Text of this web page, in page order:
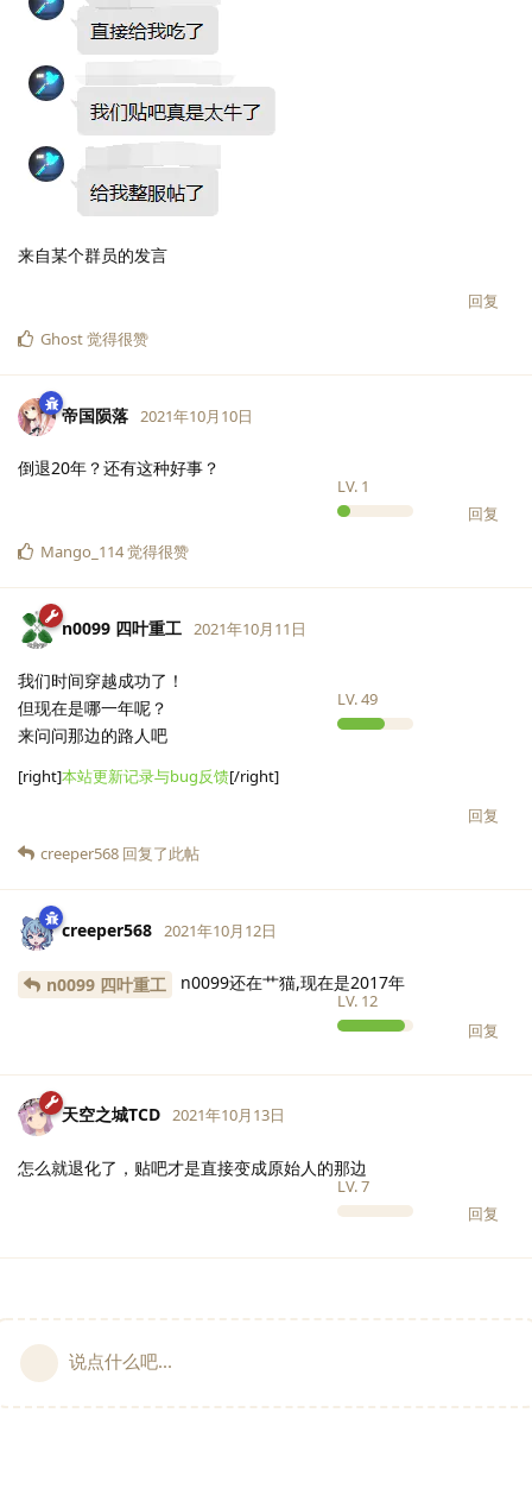
来自某个群员的发言
回复
Ghost觉得很赞
帝国陨落
LV. 1
2021年10月10日
倒退20年？还有这种好事？
回复
Mango_114觉得很赞
n0099 四叶重工
LV.49
2021年10月11日
我们时间穿越成功了！
但现在是哪一年呢？
来问问那边的路人吧
[right]本站更新记录与bug反馈[/right]
回复
creeper568 回复了此帖
creeper568
LV. 12
2021年10月12日
n0099 四叶重工 n0099还在艹猫,现在是2017年
回复
天空之城TCD
LV.7
2021年10月13日
怎么就退化了，贴吧才是直接变成原始人的那边
回复
说点什么吧...